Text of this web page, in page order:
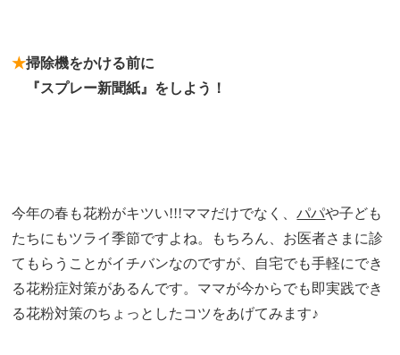
★掃除機をかける前に
『スプレー新聞紙』をしよう！
今年の春も花粉がキツい!!!ママだけでなく、パパや子ども
たちにもツライ季節ですよね。
もちろん、お医者さまに診
てもらうことがイチバンなのですが、自宅でも手軽にでき
る花粉症対策があるんです。 ママが今からでも即実践でき
る花粉対策のちょっとしたコツをあげてみます♪